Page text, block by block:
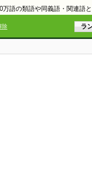
万語の類語や同義語・関連語
除